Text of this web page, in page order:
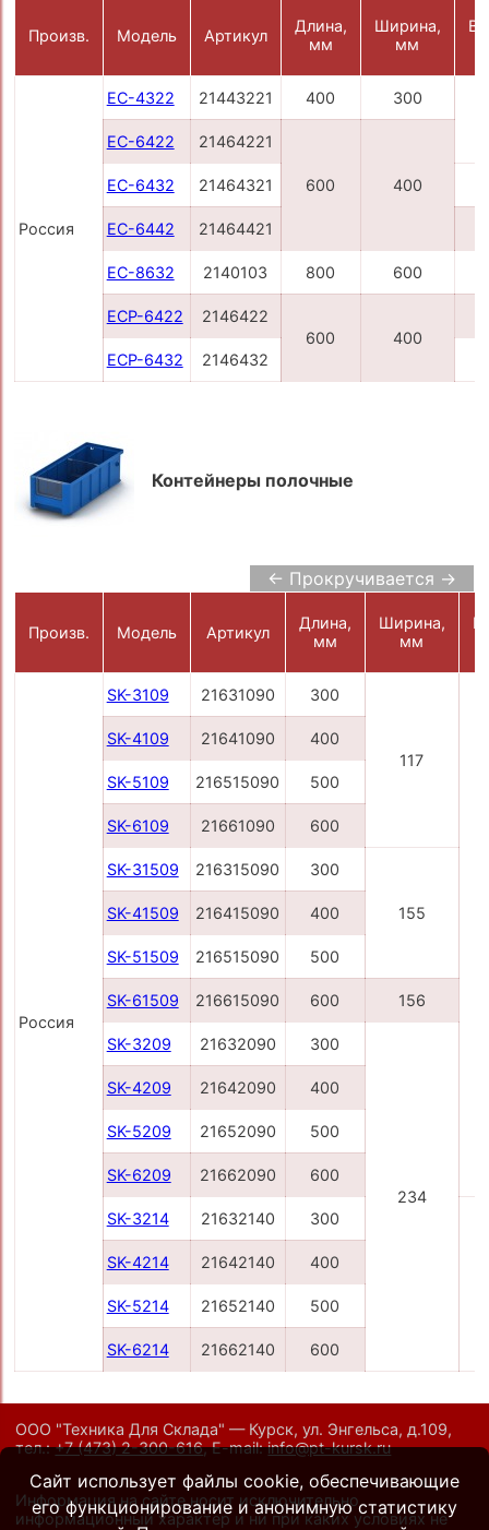
Произв. Модель Артикул
Длина,
мм
Ширина,
мм
Россия
ЕС-4322 21443221 400
300
ЕС-6422
21464221
600 400
ЕС-6432 21464321
ЕС-6442 21464421
ЕС-8632 2140103 800 600
ЕСP-6422
2146422
600
400
ЕСP-6432 2146432
Контейнеры полочные
← Прокручивается →
Произв. Модель Артикул
Длина,
мм
Ширина,
мм
Россия
SK-3109 21631090 300
117
SK-4109 21641090 400
SK-5109 216515090 500
SK-6109 21661090 600
SK-31509 216315090 300
155
SK-41509 216415090 400
SK-51509 216515090 500
SK-61509 216615090 600 156
SK-3209 21632090 300
234
SK-4209 21642090 400
SK-5209 21652090 500
SK-6209 21662090 600
SK-3214 21632140 300
SK-4214 21642140 400
SK-5214 21652140 500
SK-6214 21662140 600
ООО "Техника Для Склада" — Курск, ул. Энгельса, д.109,
тел.:+7 (473) 2-300-616,E-mail:info@pt-kursk.ru
Информация на сайте носит исключительно
информационный характер и ни при каких условиях не
Сайт использует файлы cookie, обеспечивающие
его функционирование и анонимную статистику